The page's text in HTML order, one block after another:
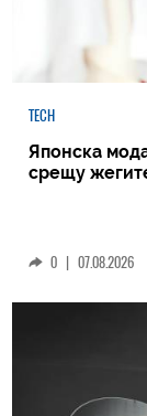
TECH
Японска
срещу
0 | 07.08.2026